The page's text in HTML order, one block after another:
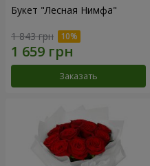
Букет "Лесная Нимфа"
1 843 грн
Заказать